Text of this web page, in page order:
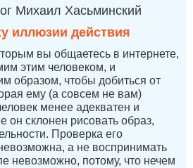
Михаил Хасьминский
иллюзии действия
вы общаетесь в интернете,
этим человеком, и
образом, чтобы добиться от
ему (а совсем не вам)
менее адекватен и
он склонен рисовать образ,
Проверка его
а не воспринимать
невозможно, потому, что нечем